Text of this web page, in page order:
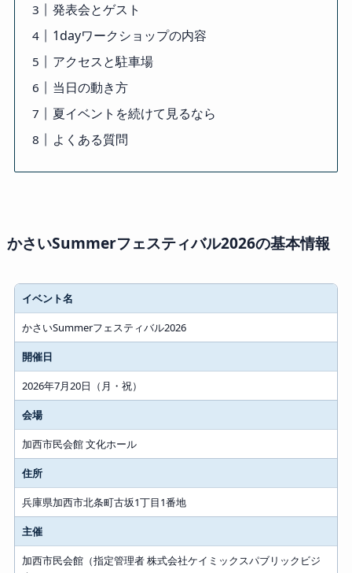
発表会とゲスト
1dayワークショップの内容
アクセスと駐車場
当日の動き方
夏イベントを続けて見るなら
よくある質問
かさいSummerフェスティバル2026の基本情報
イベント名
かさいSummerフェスティバル2026
開催日
2026年7月20日（月・祝）
会場
加西市民会館 文化ホール
住所
兵庫県加西市北条町古坂1丁目1番地
主催
加西市民会館（指定管理者 株式会社ケイミックスパブリックビジ